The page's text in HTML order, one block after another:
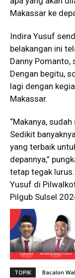
Makassar ke
Indira Yusuf
belakangan ini
Danny Pomanto,
Dengan begitu,
lagi dengan
Makassar.
“Makanya,
Sedikit
yang terbaik
depannya,”
tetap tegak
Yusuf di
Pilgub Sulsel
TOPIK Bacalon